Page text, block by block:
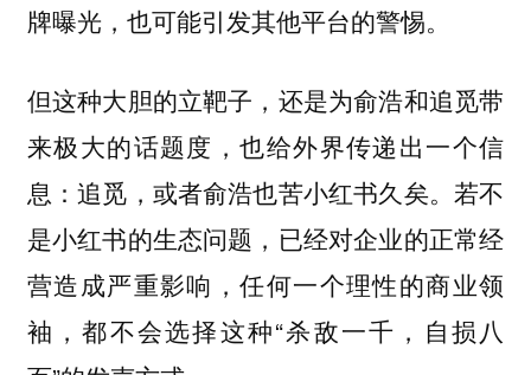
牌曝光，也可能引发其他平台的警惕。
但这种大胆的立靶子，还是为俞浩和追觅带
来极大的话题度，也给外界传递出一个信
息：追觅，或者俞浩也苦小红书久矣。 若不
是小红书的生态问题，已经对企业的正常经
营造成严重影响，任何一个理性的商业领
袖，都不会选择这种“杀敌一千，自损八